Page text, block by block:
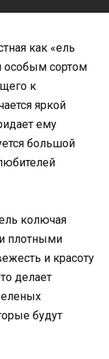
как «ель
особым сортом
к
яркой
ему
большой
колючая
плотными
и красоту
делает
будут